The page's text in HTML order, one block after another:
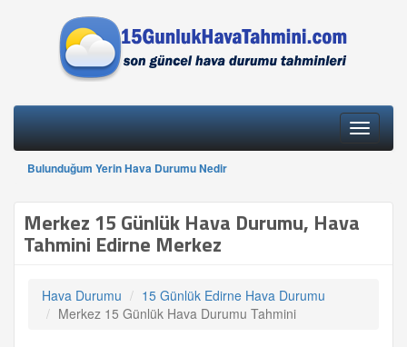
Toggle
Bulunduğum Yerin Hava Durumu Nedir
Merkez 15 Günlük Hava Durumu, Hava
Tahmini Edirne Merkez
Hava Durumu
15 Günlük Edirne Hava Durumu
Merkez 15 Günlük Hava Durumu Tahmini